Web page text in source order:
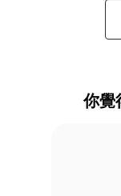
你覺